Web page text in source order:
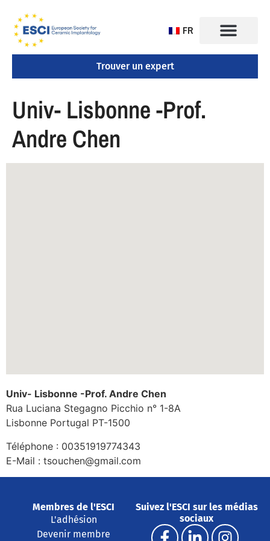
FR
Trouver un expert
Univ- Lisbonne -Prof.
Andre Chen
Univ- Lisbonne -Prof. Andre Chen
Rua Luciana Stegagno Picchio n° 1-8A
Lisbonne Portugal PT-1500
Téléphone : 00351919774343
E-Mail : tsouchen@gmail.com
Membres de l'ESCI
L'adhésion
Devenir membre
Suivez l'ESCI sur les médias
sociaux